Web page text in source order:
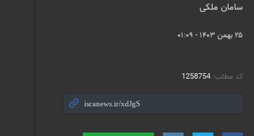
سامان ملکی
۲۵ بهمن ۱۴۰۳ - ۰۱:۰۹
کد مطلب: 1258754